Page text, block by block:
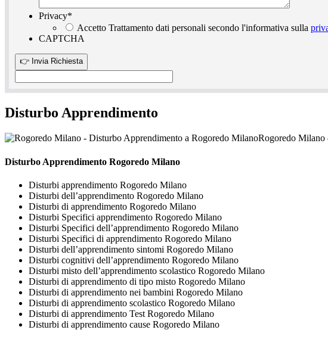
Privacy*
Accetto Trattamento dati personali secondo l'informativa sulla
CAPTCHA
Disturbo Apprendimento
Rogoredo Milano
Disturbo Apprendimento Rogoredo Milano
Disturbi apprendimento Rogoredo Milano
Disturbi dell’apprendimento Rogoredo Milano
Disturbi di apprendimento Rogoredo Milano
Disturbi Specifici apprendimento Rogoredo Milano
Disturbi Specifici dell’apprendimento Rogoredo Milano
Disturbi Specifici di apprendimento Rogoredo Milano
Disturbi dell’apprendimento sintomi Rogoredo Milano
Disturbi cognitivi dell’apprendimento Rogoredo Milano
Disturbi misto dell’apprendimento scolastico Rogoredo Milano
Disturbi di apprendimento di tipo misto Rogoredo Milano
Disturbi di apprendimento nei bambini Rogoredo Milano
Disturbi di apprendimento scolastico Rogoredo Milano
Disturbi di apprendimento Test Rogoredo Milano
Disturbi di apprendimento cause Rogoredo Milano